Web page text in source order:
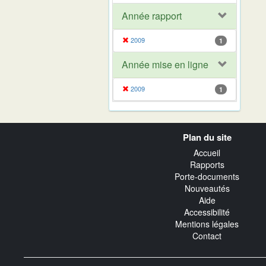
Année rapport
2009 1
Année mise en ligne
2009 1
Plan du site
Accueil
Rapports
Porte-documents
Nouveautés
Aide
Accessibilité
Mentions légales
Contact